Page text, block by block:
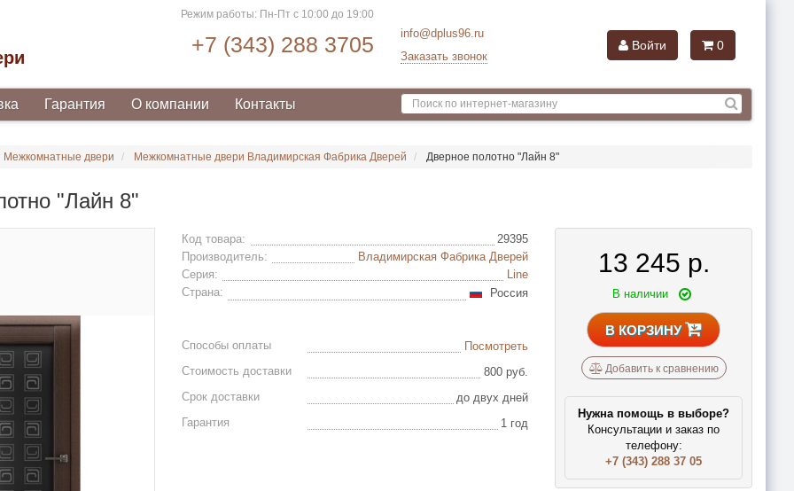
Режим работы: Пн-Пт с 10:00 до 19:00
+7 (343) 288 3705
info@dplus96.ru
Заказать звонок
Войти 0
Гарантия О компании Контакты
Межкомнатные двери Межкомнатные двери Владимирская Фабрика Дверей Дверное полотно "Лайн 8"
"Лайн 8"
Код товара:
29395
Производитель:
Владимирская Фабрика Дверей
Серия:
Line
Страна:
Россия
Способы оплаты
Посмотреть
Стоимость доставки
800 руб.
Срок доставки
до двух дней
Гарантия
1 год
13 245 р.
В наличии
В КОРЗИНУ
Добавить к сравнению
Нужна помощь в выборе?
Консультации и заказ по
телефону:
+7 (343) 288 37 05